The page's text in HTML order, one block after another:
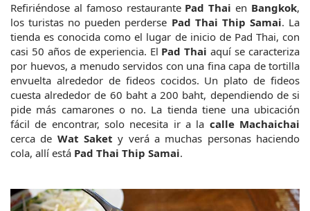
Refiriéndose al famoso restaurante Pad Thai en Bangkok,
los turistas no pueden perderse Pad Thai Thip Samai. La
tienda es conocida como el lugar de inicio de Pad Thai, con
casi 50 años de experiencia. El Pad Thai aquí se caracteriza
por huevos, a menudo servidos con una fina capa de tortilla
envuelta alrededor de fideos cocidos. Un plato de fideos
cuesta alrededor de 60 baht a 200 baht, dependiendo de si
pide más camarones o no. La tienda tiene una ubicación
fácil de encontrar, solo necesita ir a la
cerca de Wat Saket y verá a muchas personas haciendo
cola, allí está Pad Thai Thip Samai.